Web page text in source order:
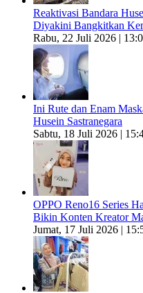
Reaktivasi Bandara
Diyakini Bangkitkan
Rabu, 22 Juli 2026 |
Ini Rute dan Enam
Husein Sastranegara
Sabtu, 18 Juli 2026 |
OPPO Reno16 Series
Bikin Konten Kreator
Jumat, 17 Juli 2026 |